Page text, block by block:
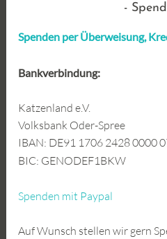
Spenden per Überweisung,
Bankverbindung:
Katzenland e.V.
Volksbank Oder-Spree
IBAN: DE91 1706 2428 0000
BIC: GENODEF1BKW
Spenden mit Paypal
Auf Wunsch stellen wir gern